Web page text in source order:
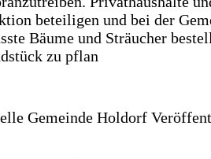
beteiligen und bei der
Bäume und Sträucher
zu pflan
Gemeinde Holdorf